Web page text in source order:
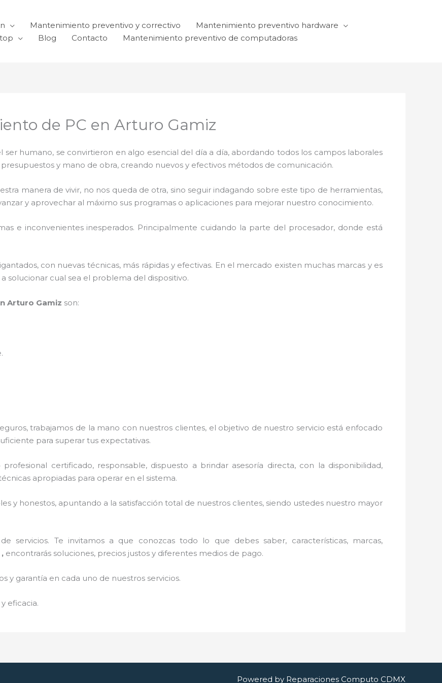
Mantenimiento preventivo y correctivo
Mantenimiento preventivo hardware
Blog Contacto Mantenimiento preventivo de computadoras
de PC en Arturo Gamiz
humano, se convirtieron en algo esencial del día a día, abordando todos los campos laborales
y mano de obra, creando nuevos y efectivos métodos de comunicación.
manera de vivir, no nos queda de otra, sino seguir indagando sobre este tipo de herramientas,
y aprovechar al máximo sus programas o aplicaciones para mejorar nuestro conocimiento.
e inconvenientes inesperados. Principalmente cuidando la parte del procesador, donde está
con nuevas técnicas, más rápidas y efectivas. En el mercado existen muchas marcas y es
solucionar cual sea el problema del dispositivo.
Arturo Gamiz son:
.
trabajamos de la mano con nuestros clientes, el objetivo de nuestro servicio está enfocado
para superar tus expectativas.
certificado, responsable, dispuesto a brindar asesoría directa, con la disponibilidad,
apropiadas para operar en el sistema.
y honestos, apuntando a la satisfacción total de nuestros clientes, siendo ustedes nuestro mayor
servicios. Te invitamos a que conozcas todo lo que debes saber, características, marcas,
, encontrarás soluciones, precios justos y diferentes medios de pago.
y garantía en cada uno de nuestros servicios.
eficacia.
Powered by Reparaciones Computo CDMX